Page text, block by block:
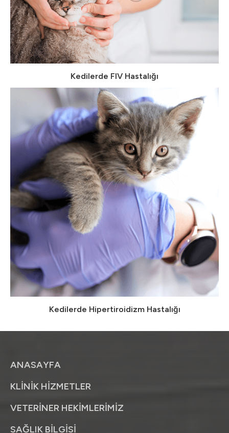
Kedilerde FIV Hastalığı
Kedilerde Hipertiroidizm Hastalığı
ANASAYFA
KLİNİK HİZMETLER
VETERİNER HEKİMLERİMİZ
SAĞLIK BİLGİSİ